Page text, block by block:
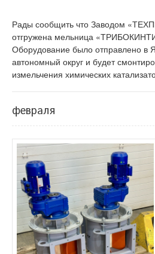
Рады сообщить что Заводом
отгружена мельница
Оборудование было отправлено в
автономный округ и будет
измельчения химических
февраля